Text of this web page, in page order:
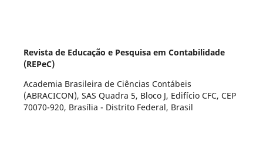
Revista de Educação e Pesquisa em Contabilidade
(REPeC)
Academia Brasileira de Ciências Contábeis
(ABRACICON), SAS Quadra 5, Bloco J, Edifício CFC, CEP
70070-920, Brasília - Distrito Federal, Brasil